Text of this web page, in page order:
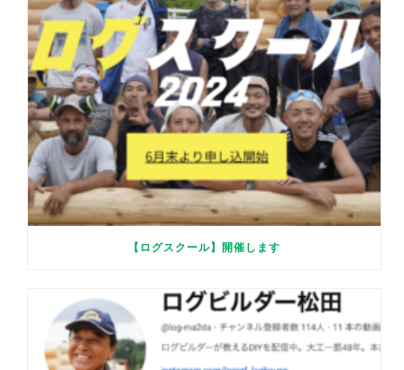
【ログスクール】開催します